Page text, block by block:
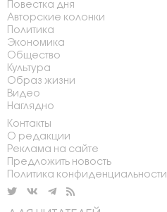
Повестка дня
Авторские колонки
Политика
Экономика
Общество
Культура
Образ жизни
Видео
Наглядно
Контакты
О редакции
Реклама на сайте
Предложить новость
Политика конфиденциальности